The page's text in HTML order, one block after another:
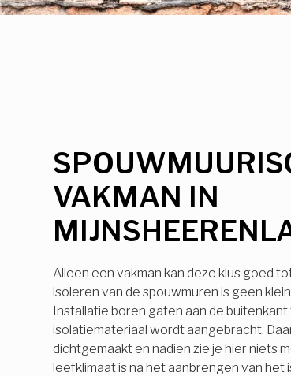
VAKMAN IN
Alleen een vakman kan deze klus goed
isoleren van de spouwmuren is geen
Installatie boren gaten aan de
isolatiemateriaal wordt aangebracht.
dichtgemaakt en nadien zie je hier niets
leefklimaat is na het aanbrengen van